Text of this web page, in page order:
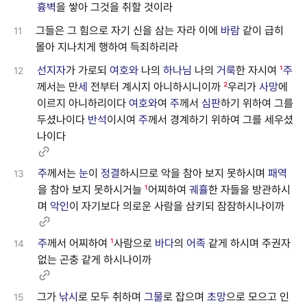
흉벽을 쌓아 그것을 취할 것이라
11 그들은 그 힘으로 자기 신을 삼는 자라 이에 바람 같이 급히
몰아 지나치게 행하여 득죄하리라
12 선지자가 가로되 여호와 나의 하나님 나의 거룩한 자시여 ¹주
께서는 만세 전부터 계시지 아니하시니이까 ²우리가 사망에
이르지 아니하리이다 여호와여 주께서 심판하기 위하여 그를
두셨나이다 반석이시여 주께서 경계하기 위하여 그를 세우셨
나이다
13 주께서는 눈이 정결하시므로 악을 참아 보지 못하시며 패역
을 참아 보지 못하시거늘 ¹어찌하여 궤휼한 자들을 방관하시
며 악인이 자기보다 의로운 사람을 삼키되 잠잠하시나이까
14 주께서 어찌하여 ¹사람으로 바다의 어족 같게 하시며 주권자
없는 곤충 같게 하시나이까
15 그가 낚시로 모두 취하며 그물로 잡으며 초망으로 모으고 인